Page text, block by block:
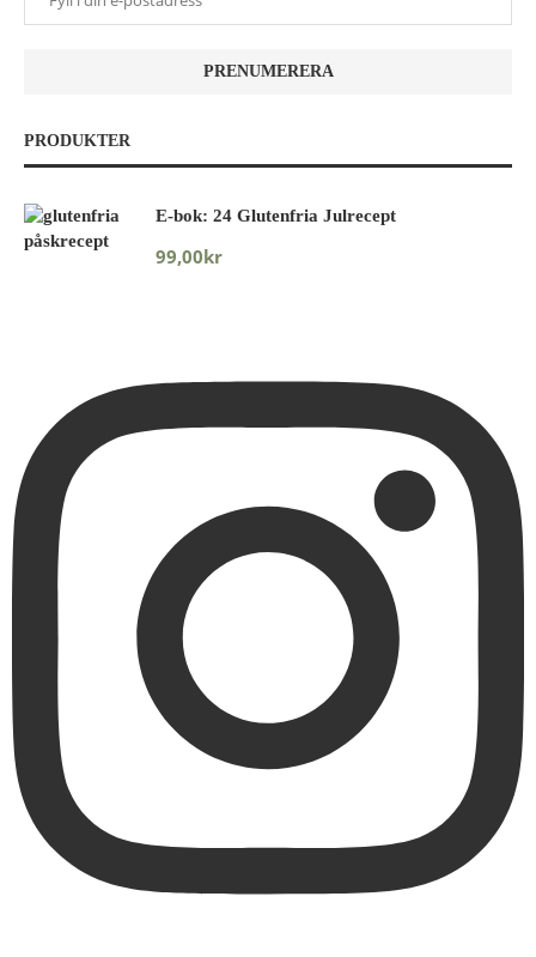
PRODUKTER
E-bok: 24 Glutenfria Julrecept
99,00kr